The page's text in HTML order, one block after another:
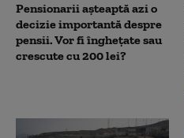
Pensionarii așteaptă azi o
decizie importantă despre
pensii. Vor fi înghețate sau
crescute cu 200 lei?